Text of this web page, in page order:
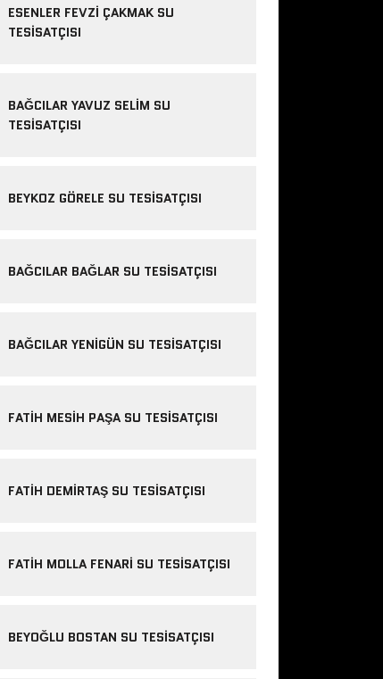
ESENLER FEVZI ÇAKMAK SU
TESISATÇISI
BAĞCILAR YAVUZ SELIM SU
TESISATÇISI
BEYKOZ GÖRELE SU TESISATÇISI
BAĞCILAR BAĞLAR SU TESISATÇISI
BAĞCILAR YENIGÜN SU TESISATÇISI
FATIH MESIH PAŞA SU TESISATÇISI
FATIH DEMIRTAŞ SU TESISATÇISI
FATIH MOLLA FENARI SU TESISATÇISI
BEYOĞLU BOSTAN SU TESISATÇISI